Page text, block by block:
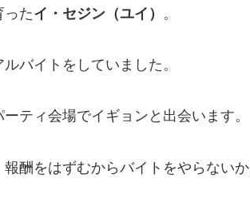
ったイ・セジン（ユイ） 。
バイトをしていました。
ティ会場でイギョンと出会います。
酬をはずむからバイトをやらないか